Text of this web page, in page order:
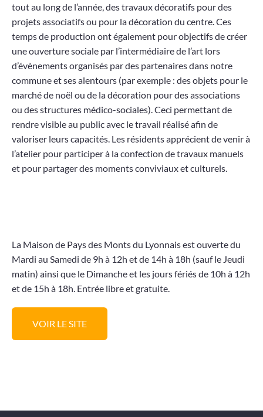
tout au long de l’année, des travaux décoratifs pour des
projets associatifs ou pour la décoration du centre. Ces
temps de production ont également pour objectifs de créer
une ouverture sociale par l’intermédiaire de l’art lors
d’évènements organisés par des partenaires dans notre
commune et ses alentours (par exemple : des objets pour le
marché de noël ou de la décoration pour des associations
ou des structures médico-sociales). Ceci permettant de
rendre visible au public avec le travail réalisé afin de
valoriser leurs capacités. Les résidents apprécient de venir à
l’atelier pour participer à la confection de travaux manuels
et pour partager des moments conviviaux et culturels.
La Maison de Pays des Monts du Lyonnais est ouverte du
Mardi au Samedi de 9h à 12h et de 14h à 18h (sauf le Jeudi
matin) ainsi que le Dimanche et les jours fériés de 10h à 12h
et de 15h à 18h. Entrée libre et gratuite.
VOIR LE SITE